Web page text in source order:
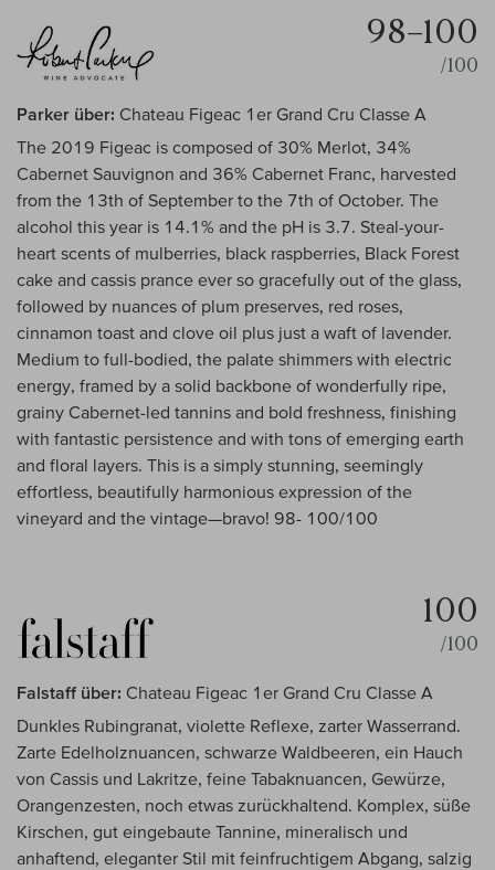
98–100
/100
Parker über: Chateau Figeac 1er Grand Cru Classe A
The 2019 Figeac is composed of 30% Merlot, 34%
Cabernet Sauvignon and 36% Cabernet Franc, harvested
from the 13th of September to the 7th of October. The
alcohol this year is 14.1% and the pH is 3.7. Steal-your-
heart scents of mulberries, black raspberries, Black Forest
cake and cassis prance ever so gracefully out of the glass,
followed by nuances of plum preserves, red roses,
cinnamon toast and clove oil plus just a waft of lavender.
Medium to full-bodied, the palate shimmers with electric
energy, framed by a solid backbone of wonderfully ripe,
grainy Cabernet-led tannins and bold freshness, finishing
with fantastic persistence and with tons of emerging earth
and floral layers. This is a simply stunning, seemingly
effortless, beautifully harmonious expression of the
vineyard and the vintage—bravo! 98- 100/100
100
/100
Falstaff über: Chateau Figeac 1er Grand Cru Classe A
Dunkles Rubingranat, violette Reflexe, zarter Wasserrand.
Zarte Edelholznuancen, schwarze Waldbeeren, ein Hauch
von Cassis und Lakritze, feine Tabaknuancen, Gewürze,
Orangenzesten, noch etwas zurückhaltend. Komplex, süße
Kirschen, gut eingebaute Tannine, mineralisch und
anhaftend, eleganter Stil mit feinfruchtigem Abgang, salzig